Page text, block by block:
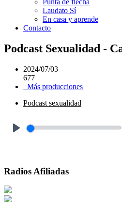
Punta de flecha
Laudato Sí
En casa y aprende
Contacto
Podcast Sexualidad -
2024/07/03
677
Más producciones
Podcast sexualidad
Radios Afiliadas